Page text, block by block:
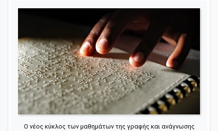
Ο νέος κύκλος των μαθημάτων της γραφής και ανάγνωσης